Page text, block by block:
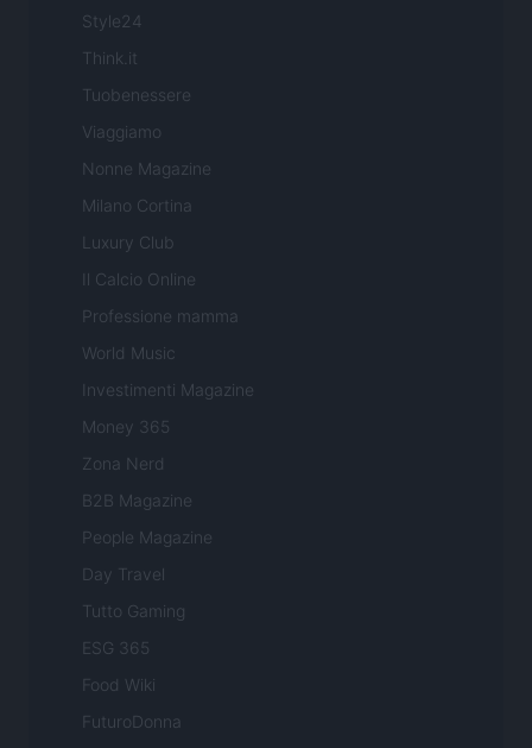
Style24
Think.it
Tuobenessere
Viaggiamo
Nonne Magazine
Milano Cortina
Luxury Club
Il Calcio Online
Professione mamma
World Music
Investimenti Magazine
Money 365
Zona Nerd
B2B Magazine
People Magazine
Day Travel
Tutto Gaming
ESG 365
Food Wiki
FuturoDonna